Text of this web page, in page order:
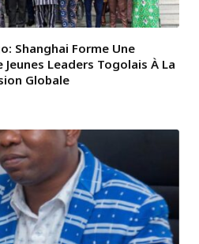
Shanghai Forme Une
Leaders Togolais À La
Globale